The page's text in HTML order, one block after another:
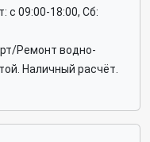
c 09:00-18:00, Сб:
Ремонт водно-
Наличный расчёт.